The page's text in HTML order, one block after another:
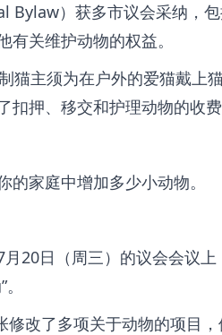
Bylaw）获多市议会采纳，
关维护动物的权益。
猫主须为在户外的爱猫戴上
押、移交和护理动物的收费
家庭中增加多少小动物。
20日（周三）的议会会议上
改了多项关于动物的项目，